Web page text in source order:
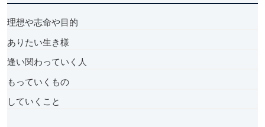
理想や志命や目的
ありたい生き様
逢い関わっていく人
もっていくもの
していくこと